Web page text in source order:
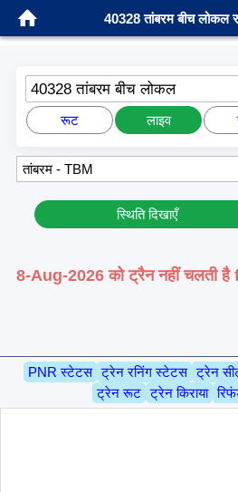
40328 तांबरम बीच लोकल
40328 तांबरम बीच लोकल
रूट लाइव
स्थिति दिखाएँ
8-Aug-2026 को ट्रैन नहीं चलती
PNR स्टेटस ट्रेन रनिंग स्टेटस ट्रेन
ट्रेन रूट ट्रेन किराया